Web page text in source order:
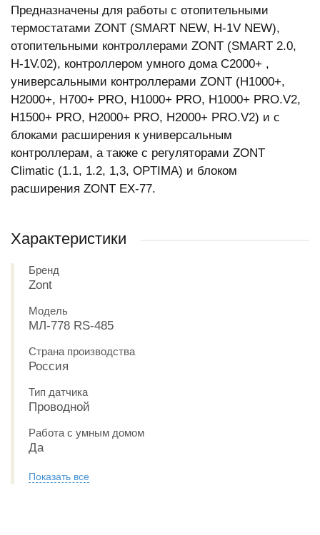
Предназначены для работы с отопительными
термостатами ZONT (SMART NEW, H-1V NEW),
отопительными контроллерами ZONT (SMART 2.0,
H-1V.02), контроллером умного дома C2000+ ,
универсальными контроллерами ZONT (H1000+,
H2000+, H700+ PRO, H1000+ PRO, H1000+ PRO.V2,
H1500+ PRO, H2000+ PRO, H2000+ PRO.V2) и с
блоками расширения к универсальным
контроллерам, а также с регуляторами ZONT
Climatic (1.1, 1.2, 1,3, OPTIMA) и блоком
расширения ZONT EX-77.
Характеристики
Бренд
Zont
Модель
МЛ-778 RS-485
Страна производства
Россия
Тип датчика
Проводной
Работа с умным домом
Да
Показать все